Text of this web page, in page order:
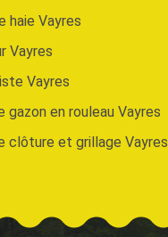
haie Vayres
Vayres
Vayres
gazon en rouleau Vayres
clôture et grillage Vayres